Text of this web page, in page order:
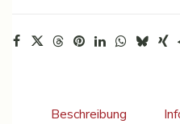
Beschreibung